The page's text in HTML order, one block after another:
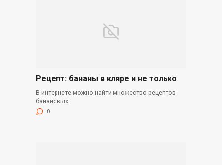
Рецепт: бананы в кляре и не только
В интернете можно найти множество рецептов
банановых
0